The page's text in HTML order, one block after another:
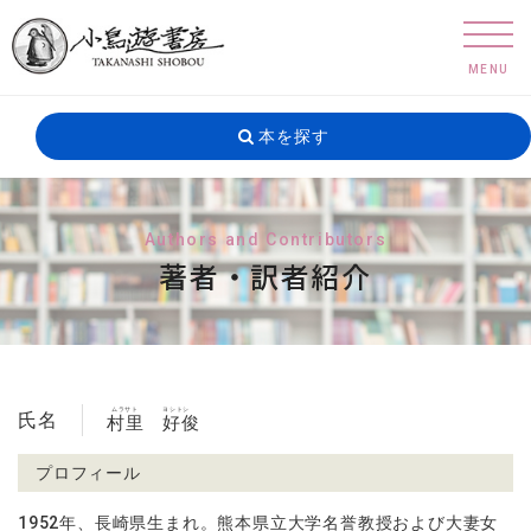
本を探す
Authors and Contributors
著者・訳者紹介
氏名 村里
ムラサト
好俊
ヨシトシ
プロフィール
1952年、長崎県生まれ。熊本県立大学名誉教授および大妻女
MENU